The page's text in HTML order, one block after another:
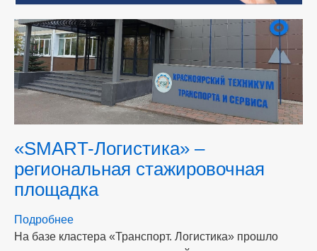
«SMART-Логистика» –
региональная стажировочная
площадка
Подробнее
«SMART-
На базе кластера «Транспорт. Логистика» прошло